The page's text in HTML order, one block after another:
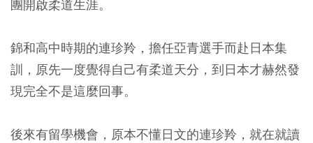
團開啟柔道生涯。
錦和高中時期的連珍羚，擔任亞青選手而赴日本集
訓，原先一度覺得自己有柔道天分，到日本才赫然發
現完全不是這麼回事。
後來有留學機會，原本不懂日文的連珍羚，就在就讀